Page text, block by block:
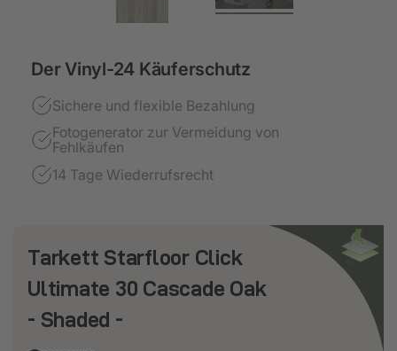
Der Vinyl-24 Käuferschutz
Sichere und flexible Bezahlung
Fotogenerator zur Vermeidung von
Fehlkäufen
14 Tage Wiederrufsrecht
Tarkett Starfloor Click
Ultimate 30 Cascade Oak
- Shaded -